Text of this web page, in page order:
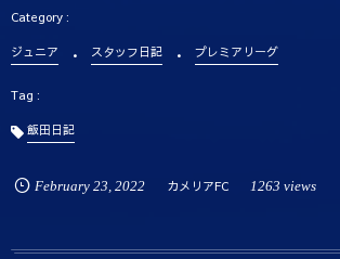
ジュニア スタッフ日記 プレミアリーグ
飯田日記
February 23, 2022 カメリアFC 1263 views